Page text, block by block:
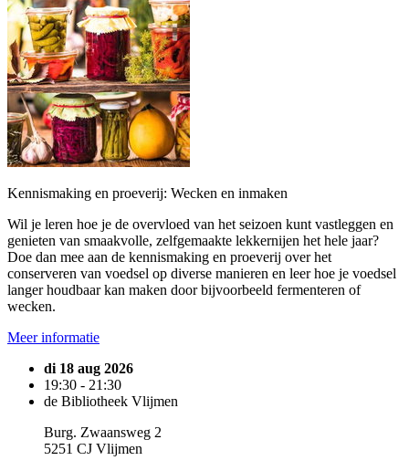
Kennismaking en proeverij: Wecken en inmaken
Wil je leren hoe je de overvloed van het seizoen kunt vastleggen en
genieten van smaakvolle, zelfgemaakte lekkernijen het hele jaar?
Doe dan mee aan de kennismaking en proeverij over het
conserveren van voedsel op diverse manieren en leer hoe je voedsel
langer houdbaar kan maken door bijvoorbeeld fermenteren of
wecken.
Meer informatie
di 18 aug 2026
19:30 - 21:30
de Bibliotheek Vlijmen
Burg. Zwaansweg 2
5251 CJ Vlijmen